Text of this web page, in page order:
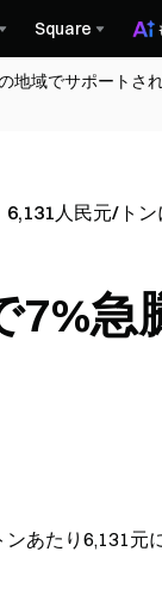
Square
域でサポート
人民元/トン
7%急
あたり6,131元